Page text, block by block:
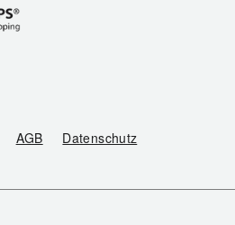
AGB Datenschutz